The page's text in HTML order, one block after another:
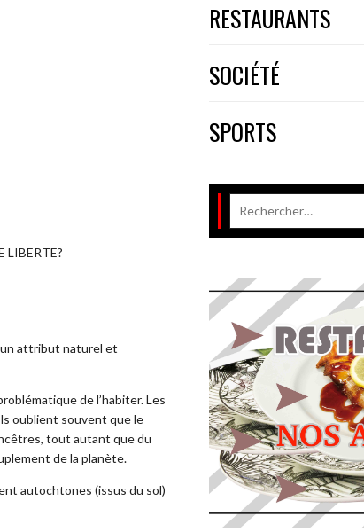
LIBERTE?
un attribut naturel et
de l’habiter. Les
oublient souvent que le
tout autant que du
de la planète.
autochtones (issus du sol)
RESTAURANTS
SOCIÉTÉ
SPORTS